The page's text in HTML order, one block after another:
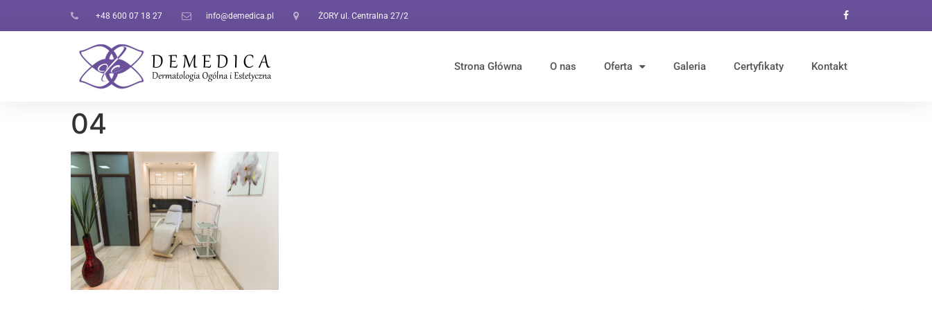
+48 600 07 18 27 info@demedica.pl ŻORY ul. Centralna 27/2
Strona Główna O nas Oferta Galeria Certyfikaty Kontakt
04